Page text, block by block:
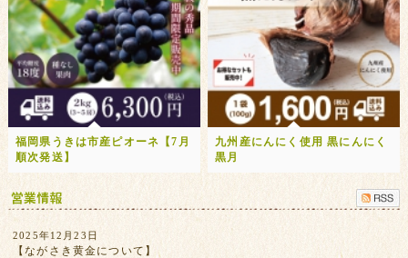
福岡県うきは市産ピオーネ【7月
順次発送】
九州産にんにく使用 黒にんにく
黒月
2025年12月23日
【ながさき黄金について】